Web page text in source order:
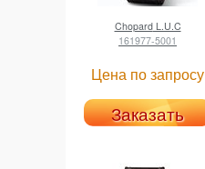
ChopardL.U.C
161977-5001
Цена по запросу
Заказать